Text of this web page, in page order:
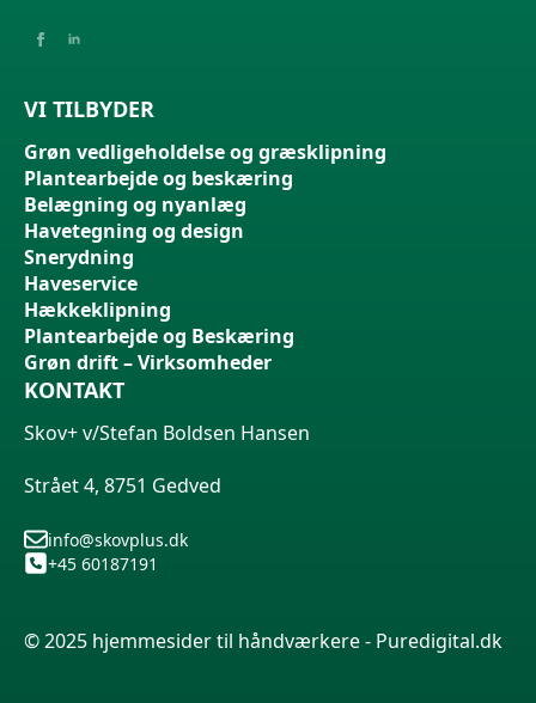
VI TILBYDER
Grøn vedligeholdelse og græsklipning
Plantearbejde og beskæring
Belægning og nyanlæg
Havetegning og design
Snerydning
Haveservice
Hækkeklipning
Plantearbejde og Beskæring
Grøn drift – Virksomheder
KONTAKT
Skov+ v/Stefan Boldsen Hansen
Strået 4, 8751 Gedved
info@skovplus.dk
+45 60187191
© 2025 hjemmesider til håndværkere - Puredigital.dk